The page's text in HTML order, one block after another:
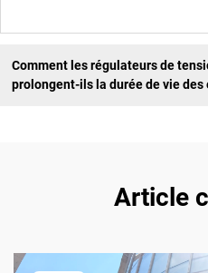
Comment les régulateurs de
prolongent-ils la durée de vie des
Article